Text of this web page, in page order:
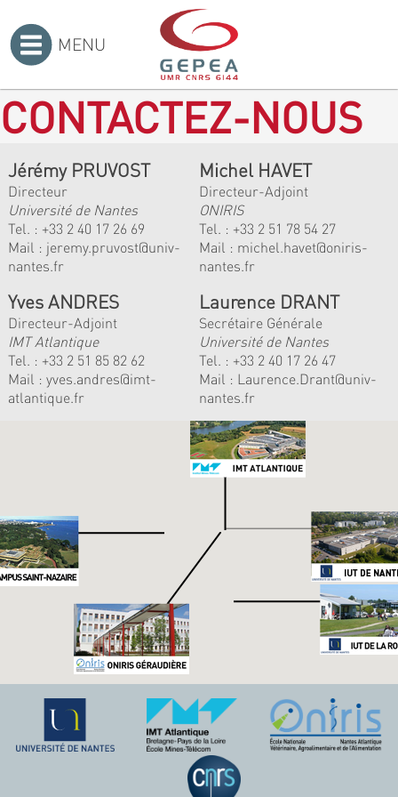
MENU
CONTACTEZ-NOUS
Jérémy PRUVOST
Directeur
Université de Nantes
Tel. : +33 2 40 17 26 69
Mail : jeremy.pruvost@univ-
nantes.fr
Michel HAVET
Directeur-Adjoint
ONIRIS
Tel. : +33 2 51 78 54 27
Mail : michel.havet@oniris-
nantes.fr
Yves ANDRES
Directeur-Adjoint
IMT Atlantique
Tel. : +33 2 51 85 82 62
Mail : yves.andres@imt-
atlantique.fr
Laurence DRANT
Secrétaire Générale
Université de Nantes
Tel. : +33 2 40 17 26 47
Mail : Laurence.Drant@univ-
nantes.fr